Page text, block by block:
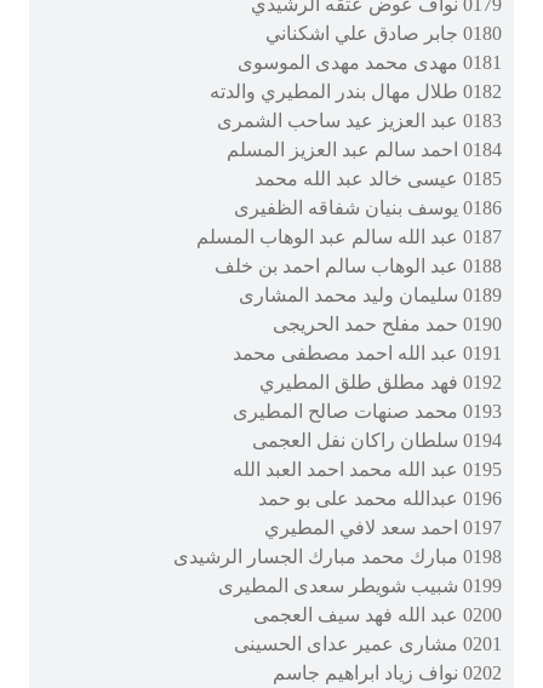
0180 جابر صادق علي اشكناني
0181 مهدى محمد مهدى الموسوى
0182 طلال مهال بندر المطيري والدته
0183 عبد العزيز عيد ساحب الشمرى
0184 احمد سالم عبد العزيز المسلم
0185 عيسى خالد عبد الله محمد
0186 يوسف بنيان شفاقه الظفيرى
0187 عبد الله سالم عبد الوهاب المسلم
0188 عبد الوهاب سالم احمد بن خلف
0189 سليمان وليد محمد المشارى
0190 حمد مفلح حمد الحريجى
0191 عبد الله احمد مصطفى محمد
0192 فهد مطلق طلق المطيري
0193 محمد صنهات صالح المطيرى
0194 سلطان راكان نفل العجمى
0195 عبد الله محمد احمد العبد الله
0196 عبدالله محمد على بو حمد
0197 احمد سعد لافي المطيري
0198 مبارك محمد مبارك الجسار الرشيدى
0199 شبيب شويطر سعدى المطيرى
0200 عبد الله فهد سيف العجمى
0201 مشارى عمير عداى الحسينى
0202 نواف زياد ابراهيم جاسم